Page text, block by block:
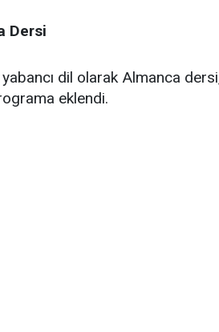
Dersi
dil olarak Almanca
eklendi.